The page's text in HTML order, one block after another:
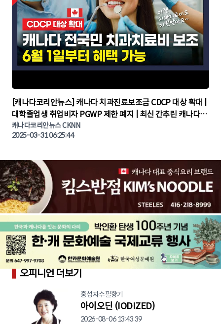
▶
[캐나다코리안뉴스] 캐나다 치과진료보조금 CDCP 대상 확대 |
대학졸업생 취업비자 PGWP 제한 폐지 | 최신 간추린 캐나다뉴
스 | CKNNEWS | 캐나다뉴스 | 토론토뉴스
캐나다코리안뉴스 CKNN
2025-03-31 06:25:44
오피니언 더보기
홍성자수필향기
아이오딘 (IODIZED)
2026-08-06 13:43:39